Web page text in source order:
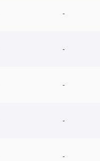
-
-
-
-
-